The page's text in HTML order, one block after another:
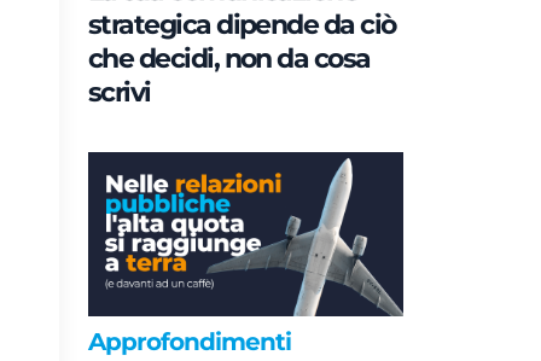
strategica dipende da ciò
che decidi, non da cosa
scrivi
Approfondimenti